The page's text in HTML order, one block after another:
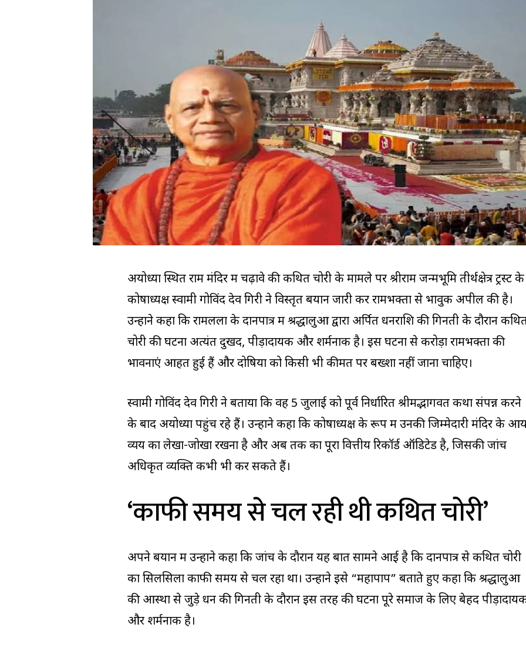
अयोध्या स्थित राम मंदिर में चढ़ावे की कथित चोरी के मामले पर श्रीराम जन्मभूमि तीर्थक्षेत्र ट्रस्ट के
कोषाध्यक्ष स्वामी गोविंद देव गिरी ने विस्तृत बयान जारी कर रामभक्तों से भावुक अपील की है।
उन्होंने कहा कि रामलला के दानपात्र में श्रद्धालुओं द्वारा अर्पित धनराशि की गिनती के दौरान
चोरी की घटना अत्यंत दुखद, पीड़ादायक और शर्मनाक है। इस घटना से करोड़ों रामभक्तों की
भावनाएं आहत हुई हैं और दोषियों को किसी भी कीमत पर बख्शा नहीं जाना चाहिए।
स्वामी गोविंद देव गिरी ने बताया कि वह 5 जुलाई को पूर्व निर्धारित श्रीमद्भागवत कथा संपन्न करने
के बाद अयोध्या पहुंच रहे हैं। उन्होंने कहा कि कोषाध्यक्ष के रूप में उनकी जिम्मेदारी मंदिर के
व्यय का लेखा-जोखा रखना है और अब तक का पूरा वित्तीय रिकॉर्ड ऑडिटेड है, जिसकी जांच
अधिकृत व्यक्ति कभी भी कर सकते हैं।
‘काफी समय से चल रही थी कथित चोरी’
अपने बयान में उन्होंने कहा कि जांच के दौरान यह बात सामने आई है कि दानपात्र से कथित चोरी
का सिलसिला काफी समय से चल रहा था। उन्होंने इसे “महापाप” बताते हुए कहा कि श्रद्धालुओं
की आस्था से जुड़े धन की गिनती के दौरान इस तरह की घटना पूरे समाज के लिए बेहद
और शर्मनाक है।